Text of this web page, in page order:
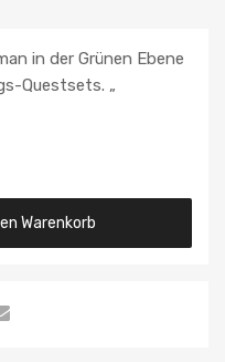
in der Grünen Ebene
Questsets. „
Warenkorb